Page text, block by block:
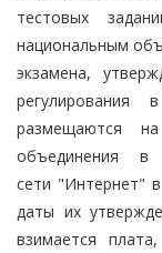
тестовых
национальным
экзамена,
размещаются
объединения в
сети "Интернет"
даты их
взимается